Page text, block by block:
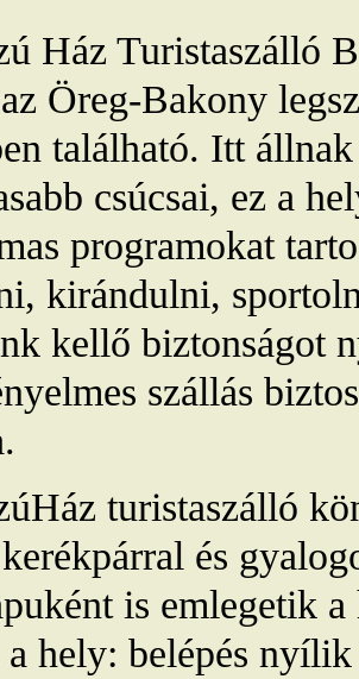
Ház Turistaszálló
Öreg-Bakony
található. Itt
csúcsai, ez a
programokat
kirándulni,
kellő biztonságot
szállás
turistaszálló
és
is emlegetik
a hely: belépés